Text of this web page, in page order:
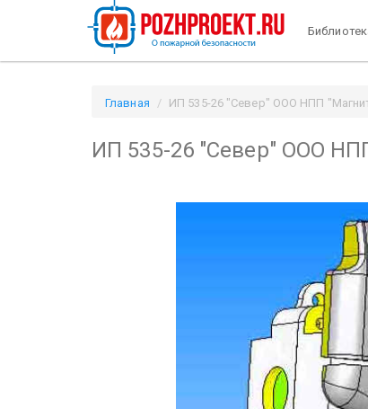
Главная ИП 535-26 "Север" ООО НПП
ИП 535-26 "Север" ООО